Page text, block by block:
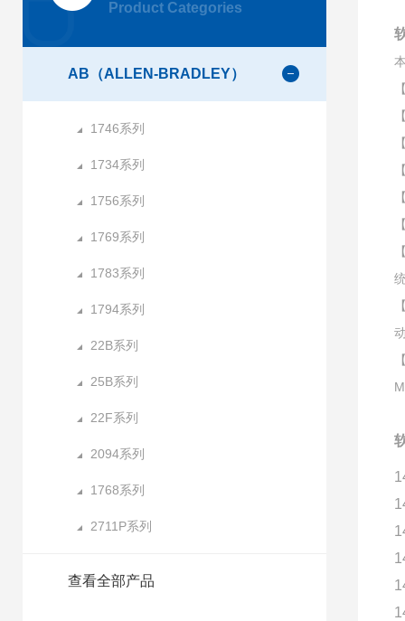
Product Categories
AB（ALLEN-BRADLEY）
1746系列
1734系列
1756系列
1769系列
1783系列
1794系列
22B系列
25B系列
22F系列
2094系列
1768系列
2711P系列
查看全部产品